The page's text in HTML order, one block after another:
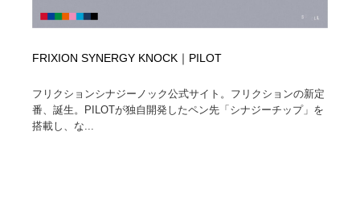
FRIXION SYNERGY KNOCK｜PILOT
フリクションシナジーノック公式サイト。フリクションの新定
番、誕生。PILOTが独自開発したペン先「シナジーチップ」を
搭載し、な...